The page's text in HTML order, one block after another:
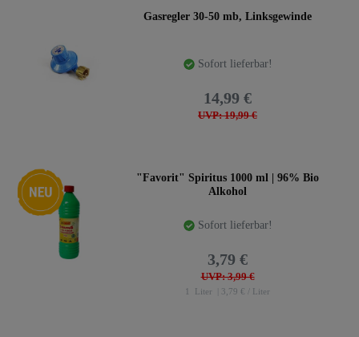
Gasregler 30-50 mb, Linksgewinde
Sofort lieferbar!
UVP: 19,99 €
14,99 €
Neuheit
"Favorit" Spiritus 1000 ml | 96% Bio
Alkohol
Sofort lieferbar!
UVP: 3,99 €
3,79 €
1 Liter | 3,79 € / Liter